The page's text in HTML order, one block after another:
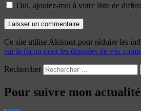
Oui, ajoutez-moi à votre liste de
Ce site utilise Akismet pour réduire les
sur la façon dont les données de vos
Rechercher
Pour suivre mon actualité